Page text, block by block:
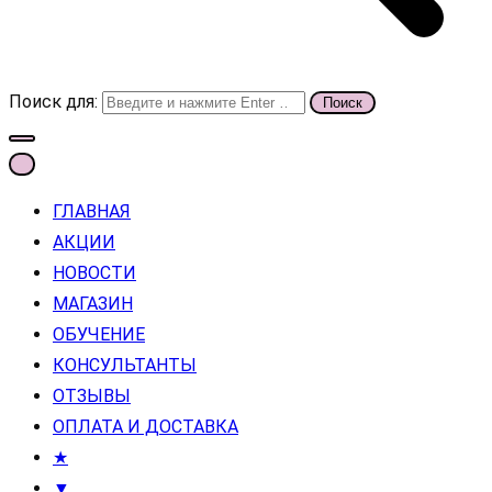
Поиск для:
ГЛАВНАЯ
АКЦИИ
НОВОСТИ
МАГАЗИН
ОБУЧЕНИЕ
КОНСУЛЬТАНТЫ
ОТЗЫВЫ
ОПЛАТА И ДОСТАВКА
★